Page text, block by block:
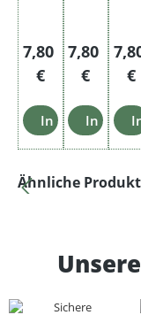
Regulärer Preis:
7,80
€
In den
7,80
€
In den
€
Produktgalerie
Ähnliche